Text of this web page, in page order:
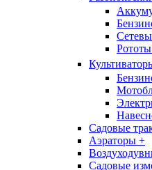
Садовые
Аэраторы +
Садовые